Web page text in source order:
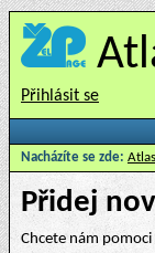
Přihlásit se
Nacházíte se zde:
Přidej
Chcete nám